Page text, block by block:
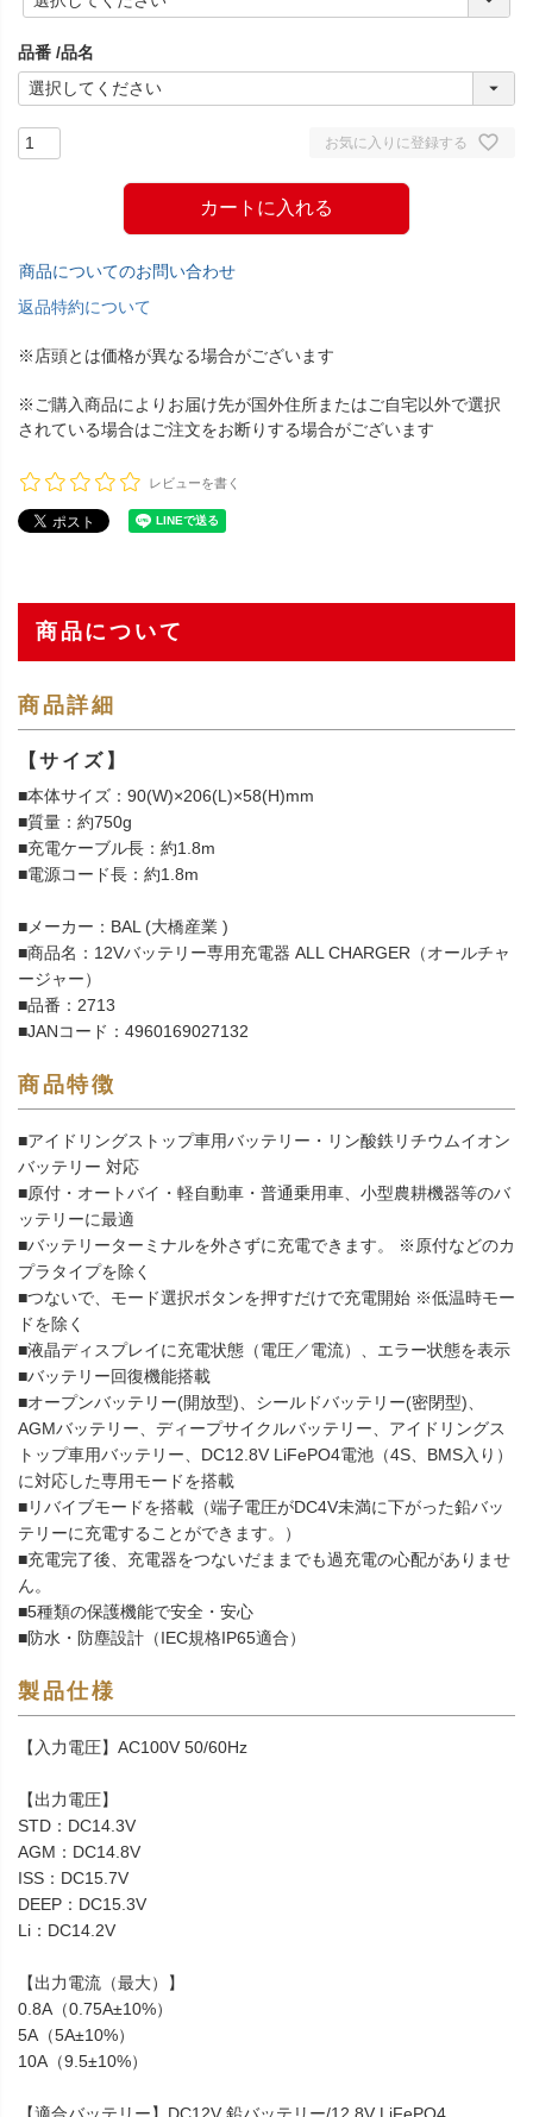
必
)
品番 品名
お気に入りに登録する
カートに入れる
商品についてのお問い合わせ
返品特約について
※店頭とは価格が異なる場合がございます
※ご購入商品によりお届け先が国外住所またはご自宅以外で選択
されている場合はご注文をお断りする場合がございます
レビューを書く
商品について
商品詳細
【サイズ】
■本体サイズ：90(W)×206(L)×58(H)mm
■質量：約750g
■充電ケーブル長：約1.8m
■電源コード長：約1.8m
■メーカー：BAL (大橋産業 )
■商品名：12Vバッテリー専用充電器 ALL CHARGER（オールチャ
ージャー）
■品番：2713
■JANコード：4960169027132
商品特徴
■アイドリングストップ車用バッテリー・リン酸鉄リチウムイオン
バッテリー 対応
■原付・オートバイ・軽自動車・普通乗用車、小型農耕機器等のバ
ッテリーに最適
■バッテリーターミナルを外さずに充電できます。 ※原付などのカ
プラタイプを除く
■つないで、モード選択ボタンを押すだけで充電開始 ※低温時モー
ドを除く
■液晶ディスプレイに充電状態（電圧／電流）、エラー状態を表示
■バッテリー回復機能搭載
■オープンバッテリー(開放型)、シールドバッテリー(密閉型)、
AGMバッテリー、ディープサイクルバッテリー、アイドリングス
トップ車用バッテリー、DC12.8V LiFePO4電池（4S、BMS入り）
に対応した専用モードを搭載
■リバイブモードを搭載（端子電圧がDC4V未満に下がった鉛バッ
テリーに充電することができます。）
■充電完了後、充電器をつないだままでも過充電の心配がありませ
ん。
■5種類の保護機能で安全・安心
■防水・防塵設計（IEC規格IP65適合）
製品仕様
【入力電圧】AC100V 50/60Hz
【出力電圧】
STD：DC14.3V
AGM：DC14.8V
ISS：DC15.7V
DEEP：DC15.3V
Li：DC14.2V
【出力電流（最大）】
0.8A（0.75A±10%）
5A（5A±10%）
10A（9.5±10%）